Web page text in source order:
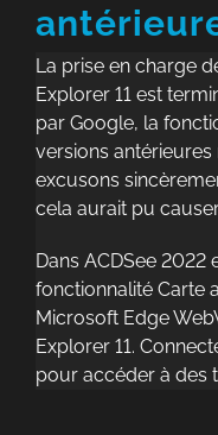
La prise en charge
Explorer 11 est
par Google, la
versions
excusons
cela aurait pu
Dans ACDSee 2022
fonctionnalité Carte
Microsoft Edge
Explorer 11.
pour accéder à des